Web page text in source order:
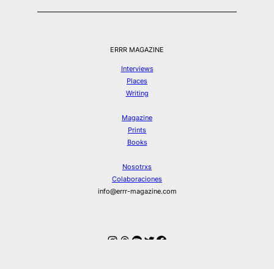
ERRR MAGAZINE
Interviews
Places
Writing
Magazine
Prints
Books
Nosotrxs
Colaboraciones
info@errr-magazine.com
Instagram
Hilos
Spotify
Twitter
Facebook